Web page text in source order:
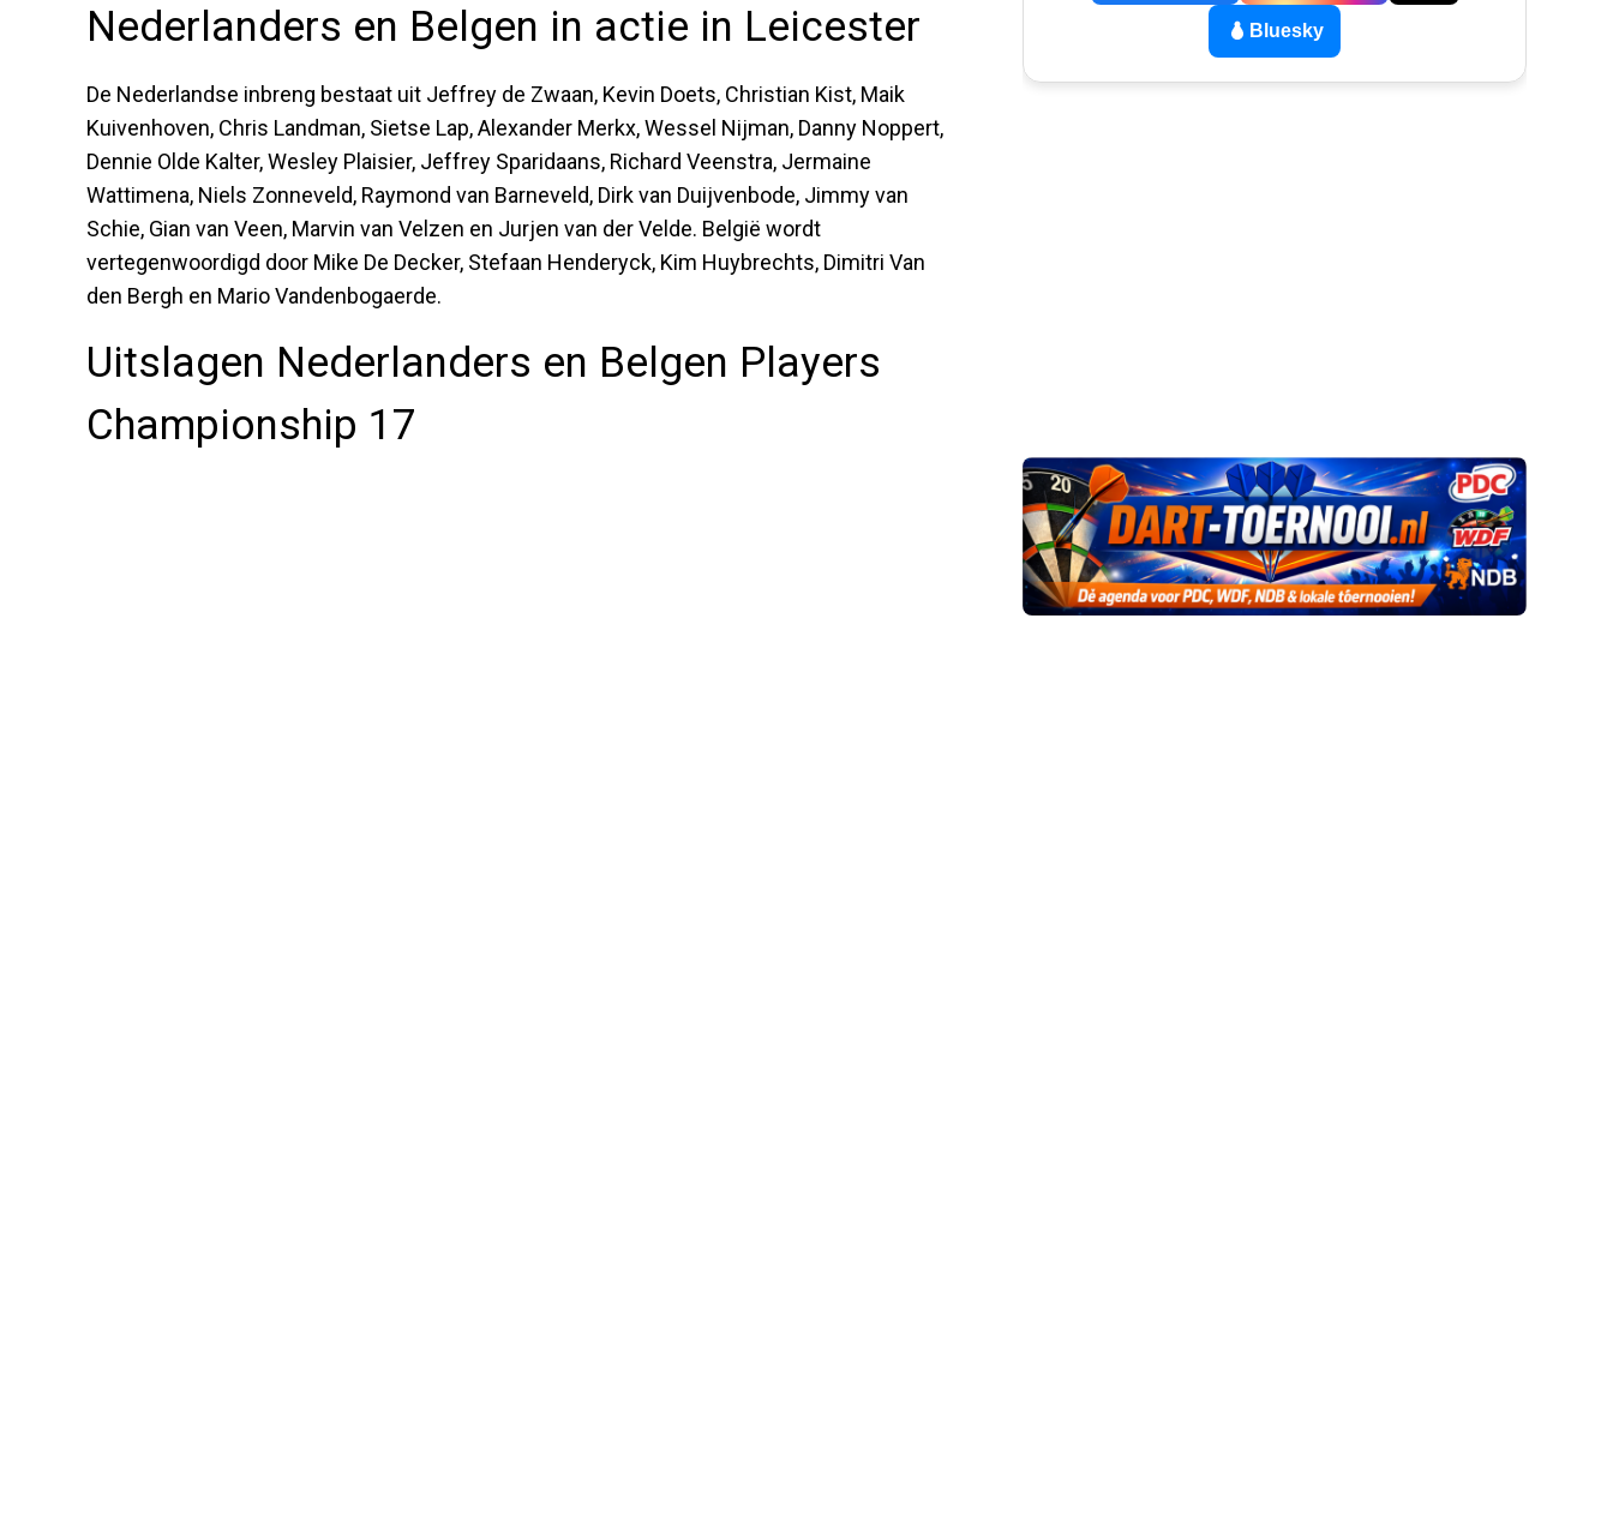
Nederlanders en Belgen in actie in Leicester
De Nederlandse inbreng bestaat uit Jeffrey de Zwaan, Kevin Doets, Christian Kist, Maik
Kuivenhoven, Chris Landman, Sietse Lap, Alexander Merkx, Wessel Nijman, Danny Noppert,
Dennie Olde Kalter, Wesley Plaisier, Jeffrey Sparidaans, Richard Veenstra, Jermaine
Wattimena, Niels Zonneveld, Raymond van Barneveld, Dirk van Duijvenbode, Jimmy van
Schie, Gian van Veen, Marvin van Velzen en Jurjen van der Velde. België wordt
vertegenwoordigd door Mike De Decker, Stefaan Henderyck, Kim Huybrechts, Dimitri Van
den Bergh en Mario Vandenbogaerde.
Uitslagen Nederlanders en Belgen Players
Championship 17
Bluesky